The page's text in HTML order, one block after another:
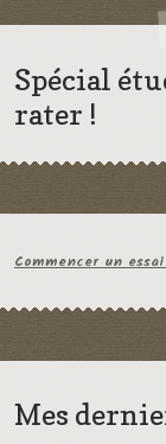
Spécial
rater !
Commencer un
Mes